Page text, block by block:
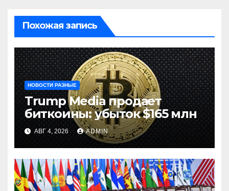
Похожая запись
НОВОСТИ РАЗНЫЕ
Trump Media продает
биткоины: убыток $165 млн
АВГ 4, 2026 ADMIN